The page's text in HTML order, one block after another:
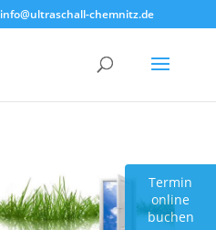
info@ultraschall-chemnitz.de
Termin
online
buchen